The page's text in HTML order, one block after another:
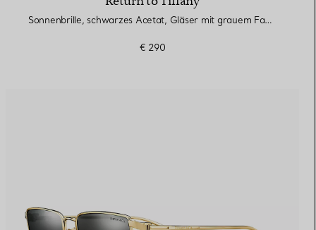
Sonnenbrille, schwarzes Acetat, Gläser mit grauem Farbverlauf
€ 290